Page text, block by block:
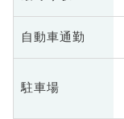
自動車通勤
駐車場